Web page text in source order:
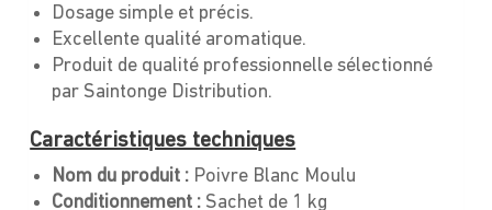
Dosage simple et précis.
Excellente qualité aromatique.
Produit de qualité professionnelle sélectionné
par Saintonge Distribution.
Caractéristiques techniques
Nom du produit : Poivre Blanc Moulu
Conditionnement : Sachet de 1 kg